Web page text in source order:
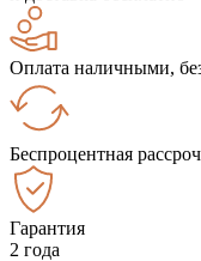
Оплата наличными,
Беспроцентная
Гарантия
2 года